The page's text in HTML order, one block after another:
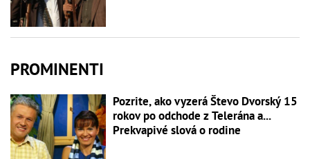
PROMINENTI
Pozrite, ako vyzerá Števo Dvorský 15
rokov po odchode z Telerána a...
Prekvapivé slová o rodine